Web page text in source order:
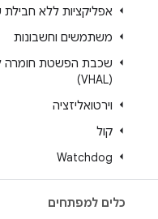
אפליקציות ללא חבילת
משתמשים וחשבונות
שכבת הפשטת חומרה
(VHAL)
וירטואליזציה
קול
Watchdog
כלים למפתחים